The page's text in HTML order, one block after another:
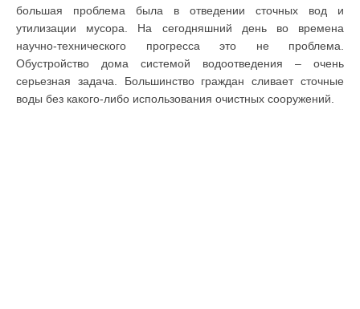
большая проблема была в отведении сточных вод и
утилизации мусора. На сегодняшний день во времена
научно-технического прогресса это не проблема.
Обустройство дома системой водоотведения – очень
серьезная задача. Большинство граждан сливает сточные
воды без какого-либо использования очистных сооружений.